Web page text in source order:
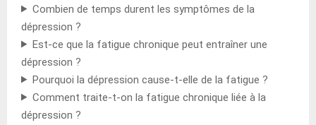
Combien de temps durent les symptômes de la
dépression ?
Est-ce que la fatigue chronique peut entraîner une
dépression ?
Pourquoi la dépression cause-t-elle de la fatigue ?
Comment traite-t-on la fatigue chronique liée à la
dépression ?